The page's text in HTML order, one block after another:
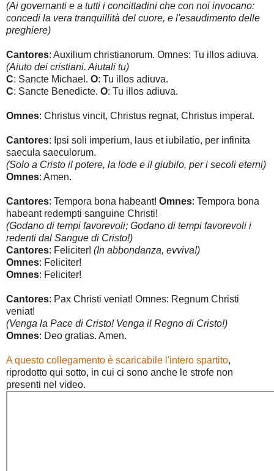
(Ai governanti e a tutti i concittadini che con noi invocano:
concedi la vera tranquillità del cuore, e l'esaudimento delle
preghiere)
Cantores: Auxilium christianorum. Omnes: Tu illos adiuva.
(Aiuto dei cristiani. Aiutali tu)
C: Sancte Michael. O: Tu illos adiuva.
C: Sancte Benedicte. O: Tu illos adiuva.
Omnes: Christus vincit, Christus regnat, Christus imperat.
Cantores: Ipsi soli imperium, laus et iubilatio, per infinita
saecula saeculorum.
(Solo a Cristo il potere, la lode e il giubilo, per i secoli eterni)
Omnes: Amen.
Cantores: Tempora bona habeant! Omnes: Tempora bona
habeant redempti sanguine Christi!
(Godano di tempi favorevoli; Godano di tempi favorevoli i
redenti dal Sangue di Cristo!)
Cantores: Feliciter! (In abbondanza, evviva!)
Omnes: Feliciter!
Omnes: Feliciter!
Cantores: Pax Christi veniat! Omnes: Regnum Christi
veniat!
(Venga la Pace di Cristo! Venga il Regno di Cristo!)
Omnes: Deo gratias. Amen.
A questo collegamento è scaricabile l'intero spartito,
riprodotto qui sotto, in cui ci sono anche le strofe non
presenti nel video.